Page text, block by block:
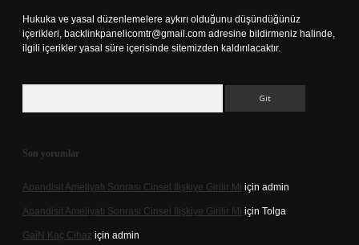
Hukuka ve yasal düzenlemelere aykırı olduğunu düşündüğünüz
içerikleri, backlinkpanelicomtr@gmail.com adresine bildirmeniz halinde,
ilgili içerikler yasal süre içerisinde sitemizden kaldırılacaktır.
Son yorumlar
Apandisit Ameliyatı Sonrası Cinsel Ilişkiye Girilir Mi için admin
Apandisit Ameliyatı Sonrası Cinsel Ilişkiye Girilir Mi için Tolga
Gai̇N Kaç Cihaz için admin